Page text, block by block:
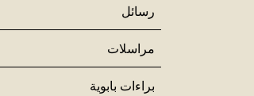
رسائل
مراسلات
براءات بابوية